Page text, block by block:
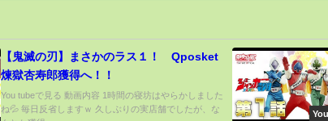
【鬼滅の刃】まさかのラス１！ Qposket
煉獄杏寿郎獲得へ！！
You tubeで見る 動画内容 1時間の寝坊はやらかしました
ね💦 毎日反省しますｗ 久しぶりの実店舗でしたが、な